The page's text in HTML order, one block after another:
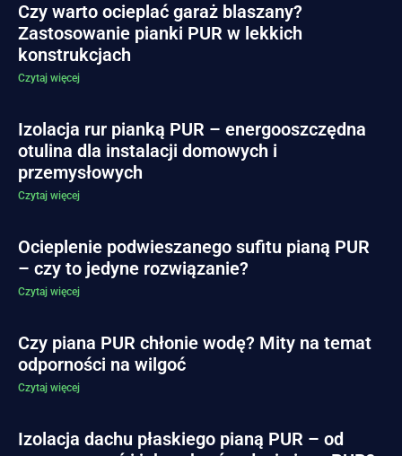
Czy warto ocieplać garaż blaszany?
Zastosowanie pianki PUR w lekkich
konstrukcjach
Czytaj więcej
Izolacja rur pianką PUR – energooszczędna
otulina dla instalacji domowych i
przemysłowych
Czytaj więcej
Ocieplenie podwieszanego sufitu pianą PUR
– czy to jedyne rozwiązanie?
Czytaj więcej
Czy piana PUR chłonie wodę? Mity na temat
odporności na wilgoć
Czytaj więcej
Izolacja dachu płaskiego pianą PUR – od